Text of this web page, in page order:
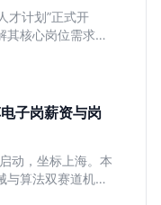
才计划”正式开
其核心岗位需求
非科班同学的投
子岗薪资与岗
动，坐标上海。本
与算法双赛道机
生成长路径，助